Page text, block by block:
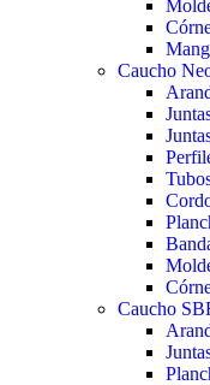
Caucho
Caucho